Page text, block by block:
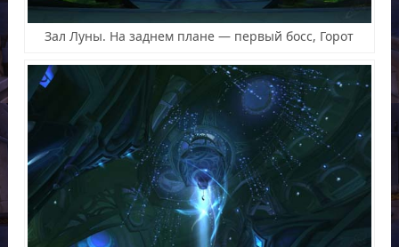
Зал Луны. На заднем плане — первый босс, Горот